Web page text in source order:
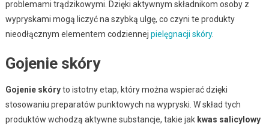
problemami trądzikowymi. Dzięki aktywnym składnikom osoby z
wypryskami mogą liczyć na szybką ulgę, co czyni te produkty
nieodłącznym elementem codziennej pielęgnacji skóry.
Gojenie skóry
Gojenie skóryto istotny etap, który można wspierać dzięki
stosowaniu preparatów punktowych na wypryski. W skład tych
produktów wchodzą aktywne substancje, takie jak kwas salicylowy